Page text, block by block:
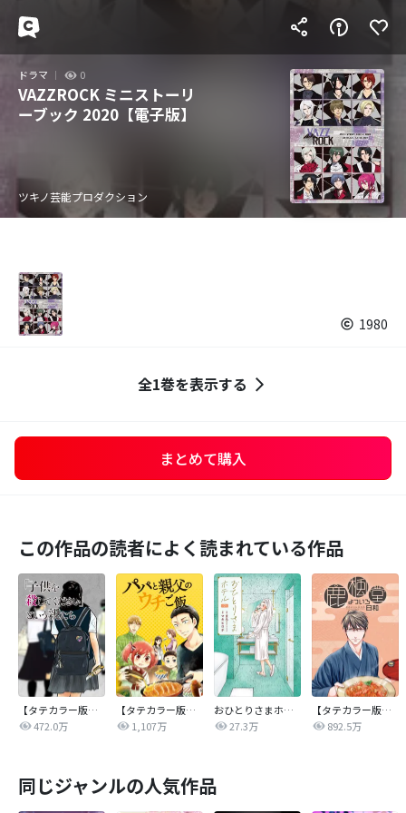
ドラマ 0
VAZZROCK ミニストーリ
ーブック 2020【電子版】
ツキノ芸能プロダクション
1980
全1巻を表示する
まとめて購入
この作品の読者によく読まれている作品
【タテカラー版】｢子供を殺してください｣という親たち
472.0万
【タテカラー版】パパと親父のウチご飯
1,107万
おひとりさまホテル
27.3万
【タテカラー版】鹿楓堂よついろ日和
892.5万
同じジャンルの人気作品